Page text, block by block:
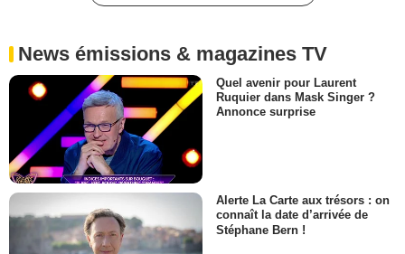
News émissions & magazines TV
Quel avenir pour Laurent
Ruquier dans Mask Singer ?
Annonce surprise
Alerte La Carte aux trésors : on
connaît la date d’arrivée de
Stéphane Bern !